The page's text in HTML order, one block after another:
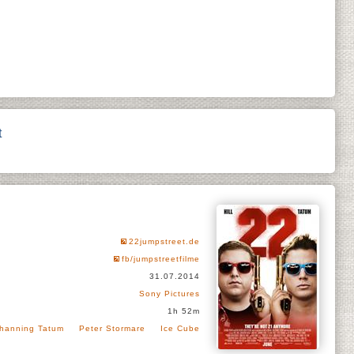
22jumpstreet.de
fb/jumpstreetfilme
31.07.2014
Sony Pictures
1h 52m
Tatum
Peter Stormare Ice Cube